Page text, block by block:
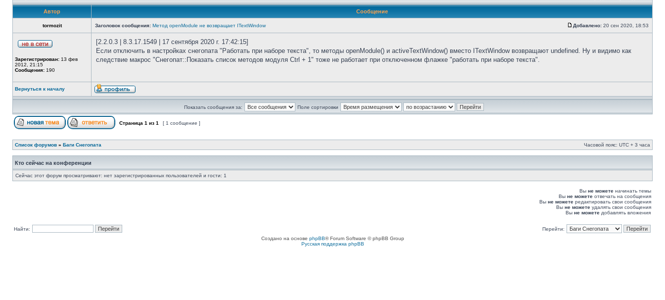
Автор Сообщение
tormozit Заголовок сообщения: Метод openModule не возвращает ITextWindow Добавлено: 20 сен 2020, 18:53
Зарегистрирован: 13 фев
2012, 21:15
Сообщения: 190
[2.2.0.3 | 8.3.17.1549 | 17 сентября 2020 г. 17:42:15]
Если отключить в настройках снегопата "Работать при наборе текста", то методы openModule() и activeTextWindow() вместо ITextWindow возвращают undefined. Ну и видимо как
следствие макрос "Снегопат::Показать список методов модуля Ctrl + 1" тоже не работает при отключенном флажке "работать при наборе текста".
Вернуться к началу
Показать сообщения за: Поле сортировки
Страница 1 из 1 [ 1 сообщение ]
Список форумов » Баги Снегопата Часовой пояс: UTC + 3 часа
Кто сейчас на конференции
Сейчас этот форум просматривают: нет зарегистрированных пользователей и гости: 1
Вы не можете начинать темы
Вы не можете отвечать на сообщения
Вы не можете редактировать свои сообщения
Вы не можете удалять свои сообщения
Вы не можете добавлять вложения
Найти:
Перейти:
Создано на основе phpBB® Forum Software © phpBB Group
Русская поддержка phpBB